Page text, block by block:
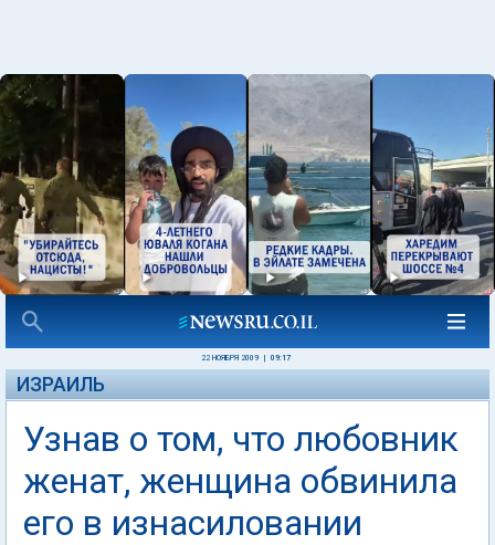
22 НОЯБРЯ 2009 09:17
ИЗРАИЛЬ
Узнав о том, что любовник
женат, женщина обвинила
его в изнасиловании